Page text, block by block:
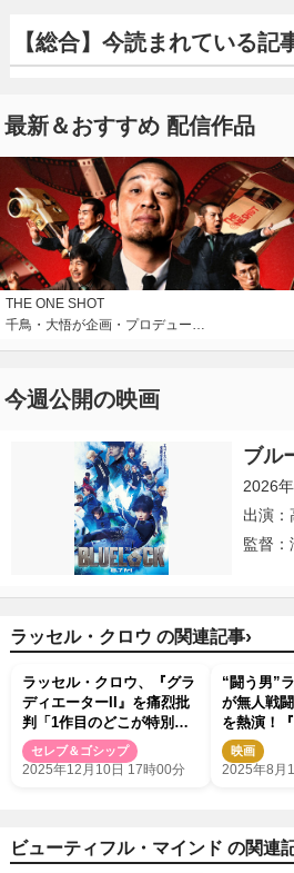
【総合】今読まれている記
最新＆おすすめ 配信作品
THE ONE SHOT
千鳥・大悟が企画・プロデュー…
今週公開の映画
ブル
2026
出演：
監督：
ラッセル・クロウ の関連記事›
ラッセル・クロウ、『グラ
ディエーターII』を痛烈批
判「1作目のどこが特別だ
ったのか理解していない」
「実に残念な例」
セレブ＆ゴシップ
2025年12月10日 17時00分
“闘う男”
が無人戦
を熱演！
バッド』
ンタビュ
映画
2025年8月
ビューティフル・マインド の関連